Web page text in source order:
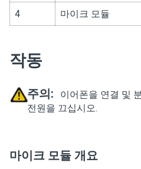
4 마이크 모듈
작동
주의:
이어폰을 연결 및
전원을 끄십시오.
마이크 모듈 개요